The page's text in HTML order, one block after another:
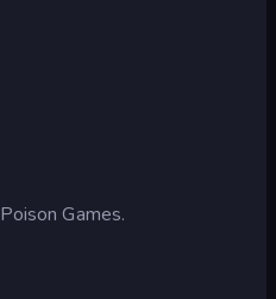
Games.